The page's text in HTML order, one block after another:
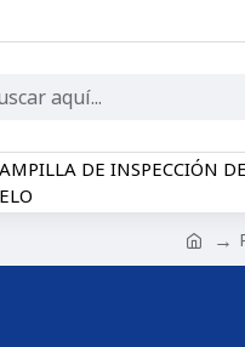
DE INSPECCIÓN DE